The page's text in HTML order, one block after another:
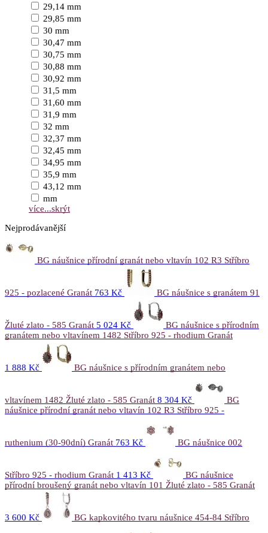
29,14 mm
29,85 mm
30 mm
30,47 mm
30,75 mm
30,88 mm
30,92 mm
31,5 mm
31,60 mm
31,9 mm
32 mm
32,37 mm
32,45 mm
34,95 mm
35,9 mm
43,12 mm
mm
více...skrýt
Nejprodávanější
BG náušnice přírodní granát nebo vltavín 102 R3 Stříbro
925 - pozlacené Granát 763 Kč BG náušnice s granátem 91
Žluté zlato - 585 Granát 5 024 Kč
BG náušnice s přírodním
granátem nebo vltavínem 1482 Stříbro 925 - rhodium Granát
1 888 Kč BG náušnice s přírodním granátem nebo
vltavínem 1482 Žluté zlato - 585 Granát 8 304 Kč
BG
náušnice přírodní granát nebo vltavín 102 R3 Stříbro 925 -
ruthenium (30-90dní) Granát 763 Kč BG náušnice 002
Stříbro 925 - rhodium Granát 1 413 Kč
BG náušnice
přírodní broušený granát nebo vltavín 101 Žluté zlato - 585 Granát
3 600 Kč BG kapkovitého tvaru náušnice 454-84 Stříbro